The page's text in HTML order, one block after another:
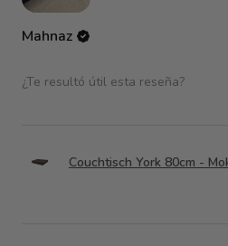
Mahnaz
¿Te resultó útil esta reseña?
Couchtisch York 80cm -